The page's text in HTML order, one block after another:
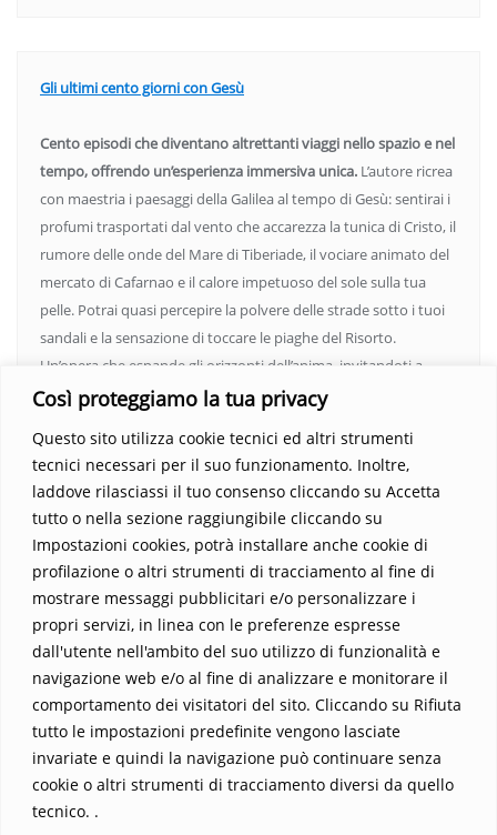
Così proteggiamo la tua privacy
Questo sito utilizza cookie tecnici ed altri strumenti
tecnici necessari per il suo funzionamento. Inoltre,
laddove rilasciassi il tuo consenso cliccando su Accetta
tutto o nella sezione raggiungibile cliccando su
Impostazioni cookies, potrà installare anche cookie di
profilazione o altri strumenti di tracciamento al fine di
mostrare messaggi pubblicitari e/o personalizzare i
propri servizi, in linea con le preferenze espresse
dall'utente nell'ambito del suo utilizzo di funzionalità e
navigazione web e/o al fine di analizzare e monitorare il
comportamento dei visitatori del sito. Cliccando su Rifiuta
tutto le impostazioni predefinite vengono lasciate
invariate e quindi la navigazione può continuare senza
cookie o altri strumenti di tracciamento diversi da quello
tecnico. .
Gli ultimi cento giorni con Gesù
Cento episodi che diventano altrettanti viaggi nello spazio e nel
tempo, offrendo un’esperienza immersiva unica. L’autore ricrea
con maestria i paesaggi della Galilea al tempo di Gesù: sentirai i
profumi trasportati dal vento che accarezza la tunica di Cristo, il
rumore delle onde del Mare di Tiberiade, il vociare animato del
mercato di Cafarnao e il calore impetuoso del sole sulla tua
pelle. Potrai quasi percepire la polvere delle strade sotto i tuoi
sandali e la sensazione di toccare le piaghe del Risorto.
Un’opera che espande gli orizzonti dell’anima, invitandoti a
vedere oltre i confini del conosciuto. Scopri un mondo in cui
indimenticabile.Non perdere l’occasione di immergerti in
questo viaggio straordinario. Acquista il libro e lascia che la
Parola trasformi la tua vita
Home Contatti
Sostieni La Buona Parola – dona 5 €, 10 €, 25 €… il tuo contributo